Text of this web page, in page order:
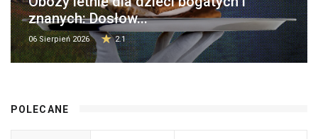
znanych: Dosłow...
06 Sierpień 2026 2.1
POLECANE